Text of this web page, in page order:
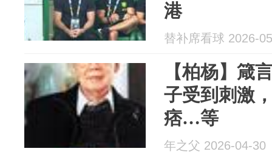
港
替补席看球 2026-
【柏杨】箴
子受到刺激
痞…等
年之父 2026-04-30